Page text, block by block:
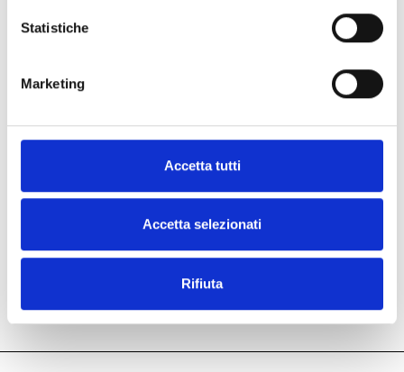
Statistiche
Marketing
Accetta tutti
Accetta selezionati
Rifiuta
Besuchen Sie uns!